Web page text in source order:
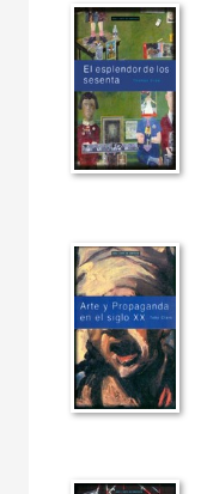
Medieval
Actual
Arquitectura
VER TODAS... (14)
NUESTRAS
50 Aniversario
Anverso
Arquitectura
Arquitectura (textos